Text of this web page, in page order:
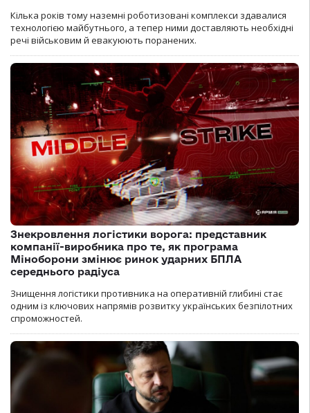
Кілька років тому наземні роботизовані комплекси здавалися
технологією майбутнього, а тепер ними доставляють необхідні
речі військовим й евакуюють поранених.
Знекровлення логістики ворога: представник
компанії-виробника про те, як програма
Міноборони змінює ринок ударних БПЛА
середнього радіуса
Знищення логістики противника на оперативній глибині стає
одним із ключових напрямів розвитку українських безпілотних
спроможностей.